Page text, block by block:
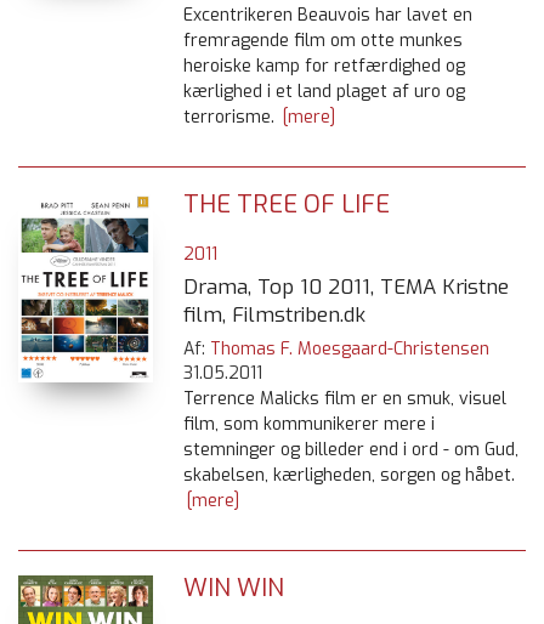
Excentrikeren Beauvois har lavet en
fremragende film om otte munkes
heroiske kamp for retfærdighed og
kærlighed i et land plaget af uro og
terrorisme. [mere]
THE TREE OF LIFE
2011
Drama, Top 10 2011, TEMA Kristne
film, Filmstriben.dk
Af: Thomas F. Moesgaard-Christensen
31.05.2011
Terrence Malicks film er en smuk, visuel
film, som kommunikerer mere i
stemninger og billeder end i ord - om Gud,
skabelsen, kærligheden, sorgen og håbet.
[mere]
WIN WIN